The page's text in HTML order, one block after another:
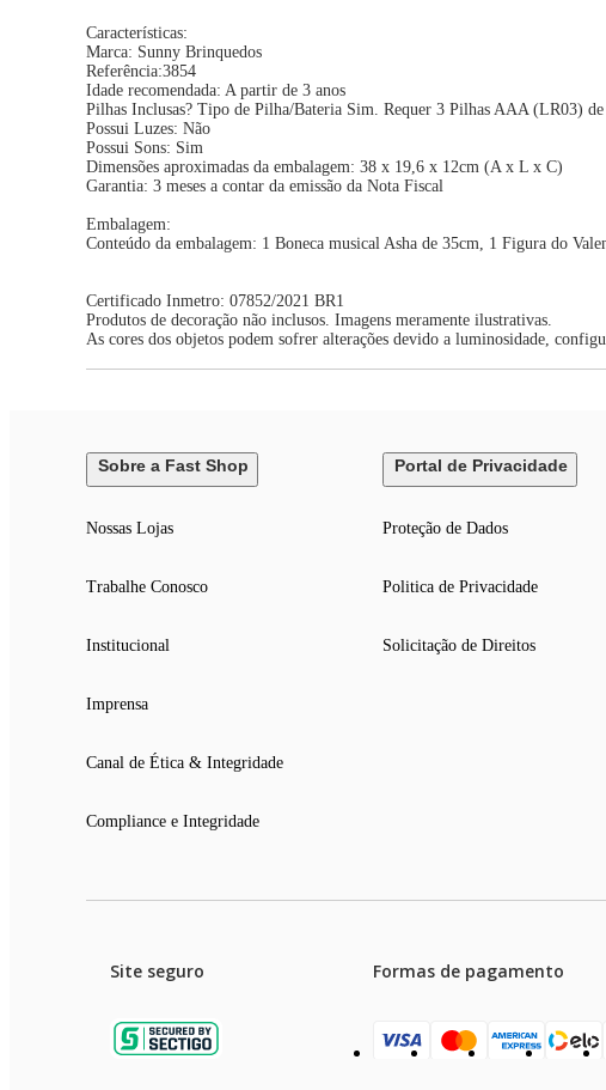
Características:
Marca: Sunny Brinquedos
Referência:3854
Idade recomendada: A partir de 3 anos
Pilhas Inclusas? Tipo de Pilha/Bateria Sim. Requer 3 Pilhas AAA (LR03)
Possui Luzes: Não
Possui Sons: Sim
Dimensões aproximadas da embalagem: 38 x 19,6 x 12cm (A x L x C)
Garantia: 3 meses a contar da emissão da Nota Fiscal
Embalagem:
Conteúdo da embalagem: 1 Boneca musical Asha de 35cm, 1 Figura do
Certificado Inmetro: 07852/2021 BR1
Produtos de decoração não inclusos. Imagens meramente ilustrativas.
As cores dos objetos podem sofrer alterações devido a luminosidade,
Sobre a Fast Shop
Nossas Lojas
Trabalhe Conosco
Institucional
Imprensa
Canal de Ética & Integridade
Compliance e Integridade
Portal de Privacidade
Proteção de Dados
Politica de Privacidade
Solicitação de Direitos
Site seguro Formas de pagamento